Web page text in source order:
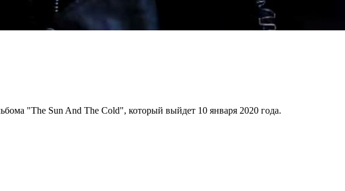
"The Sun And The Cold", который выйдет 10 января 2020 года.